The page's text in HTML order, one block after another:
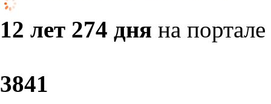
12 лет 274 дня на портале
3841